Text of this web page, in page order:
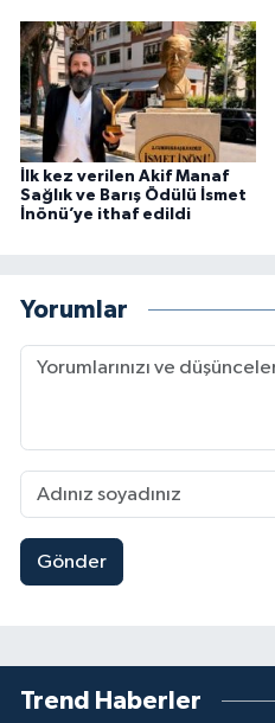
İlk kez verilen Akif Manaf
Sağlık ve Barış Ödülü İsmet
İnönü’ye ithaf edildi
Yorumlar
Gönder
Trend Haberler